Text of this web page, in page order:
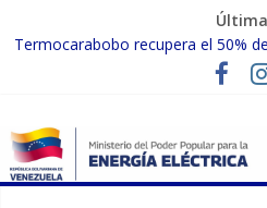
Termocarabobo recupera el 50%
MPPEE avanza en la recuperación
Gobierno Nacional coordina
fortalecer el SEN ante el «Súper
Inspeccionan trabajos de